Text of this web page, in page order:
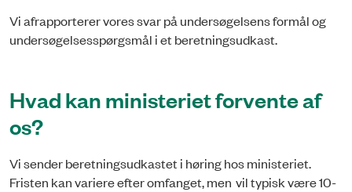
Vi afrapporterer vores svar på undersøgelsens formål og
undersøgelsesspørgsmål i et beretningsudkast.
Hvad kan ministeriet forvente af
os?
Vi sender beretningsudkastet i høring hos ministeriet.
Fristen kan variere efter omfanget, men vil typisk være 10-